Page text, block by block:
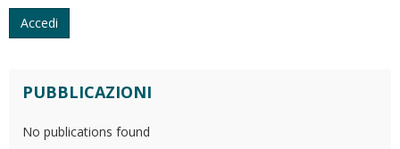
Accedi
PUBBLICAZIONI
No publications found